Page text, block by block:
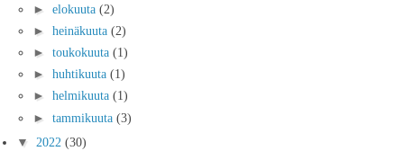
► elokuuta (2)
► heinäkuuta (2)
► toukokuuta (1)
► huhtikuuta (1)
► helmikuuta (1)
► tammikuuta (3)
▼ 2022 (30)